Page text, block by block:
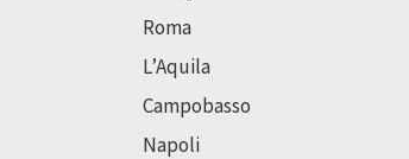
Roma
L’Aquila
Campobasso
Napoli